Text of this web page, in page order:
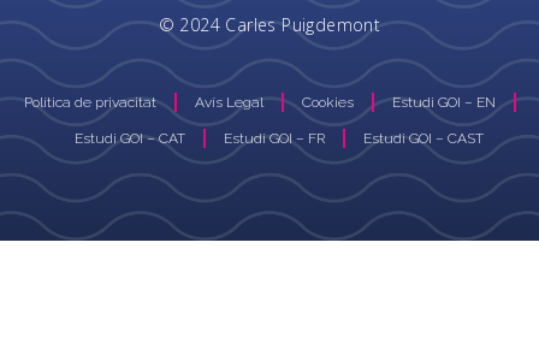
© 2024 Carles Puigdemont
Política de privacitat Avís Legal Cookies Estudi GOI – EN
Estudi GOI – CAT Estudi GOI – FR Estudi GOI – CAST